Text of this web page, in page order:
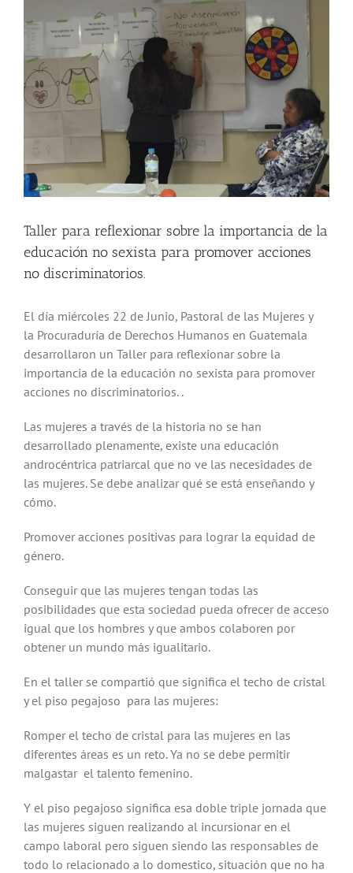
grande
Taller para reflexionar sobre la importancia de la
educación no sexista para promover acciones
no discriminatorios.
El día miércoles 22 de Junio, Pastoral de las Mujeres y
la Procuraduría de Derechos Humanos en Guatemala
desarrollaron un Taller para reflexionar sobre la
importancia de la educación no sexista para promover
acciones no discriminatorios. .
Las mujeres a través de la historia no se han
desarrollado plenamente, existe una educación
androcéntrica patriarcal que no ve las necesidades de
las mujeres. Se debe analizar qué se está enseñando y
cómo.
Promover acciones positivas para lograr la equidad de
género.
Conseguir que las mujeres tengan todas las
posibilidades que esta sociedad pueda ofrecer de acceso
igual que los hombres y que ambos colaboren por
obtener un mundo más igualitario.
En el taller se compartió que significa el techo de cristal
y el piso pegajoso para las mujeres:
Romper el techo de cristal para las mujeres en las
diferentes áreas es un reto. Ya no se debe permitir
malgastar el talento femenino.
Y el piso pegajoso significa esa doble triple jornada que
las mujeres siguen realizando al incursionar en el
campo laboral pero siguen siendo las responsables de
todo lo relacionado a lo domestico, situación que no ha